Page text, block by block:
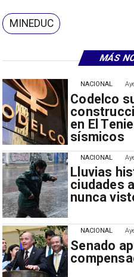
MÁS
Codelco
en El
sísmicos
NACIONAL
Lluvias
ciudades
nunca
NACIONAL
Senado
NACIONAL
MINEDUC